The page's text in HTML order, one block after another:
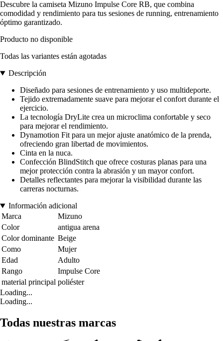
Descubre la camiseta Mizuno Impulse Core RB, que combina
comodidad y rendimiento para tus sesiones de running, entrenamiento
óptimo garantizado.
Producto no disponible
Todas las variantes están agotadas
Descripción
Diseñado para sesiones de entrenamiento y uso multideporte.
Tejido extremadamente suave para mejorar el confort durante el
ejercicio.
La tecnología DryLite crea un microclima confortable y seco
para mejorar el rendimiento.
Dynamotion Fit para un mejor ajuste anatómico de la prenda,
ofreciendo gran libertad de movimientos.
Cinta en la nuca.
Confección BlindStitch que ofrece costuras planas para una
mejor protección contra la abrasión y un mayor confort.
Detalles reflectantes para mejorar la visibilidad durante las
carreras nocturnas.
Información adicional
Marca
Mizuno
Color
antigua arena
Color dominante Beige
Como
Mujer
Edad
Adulto
Rango
Impulse Core
material principal poliéster
Loading...
Loading...
Todas nuestras marcas